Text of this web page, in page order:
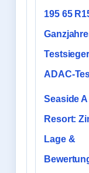
195 65
ADAC-
Seaside
Resort:
Lage &